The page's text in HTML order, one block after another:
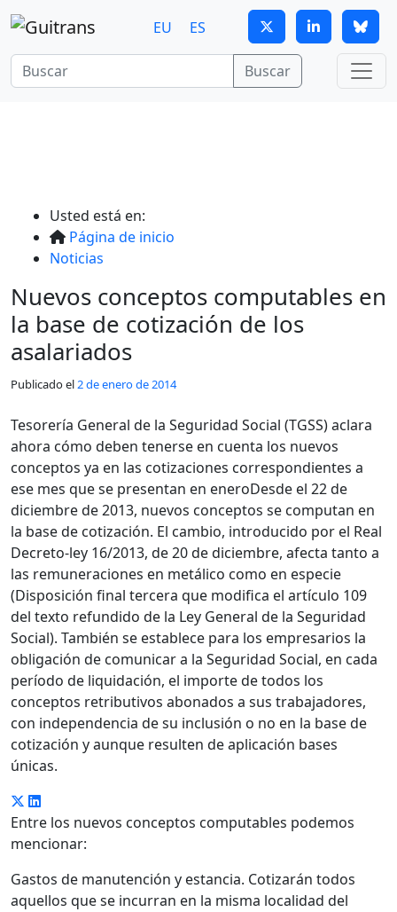
Continuar al contenido principal
EU
ES
Buscar
Usted está en:
Página de inicio
Noticias
Nuevos conceptos computables en
la base de cotización de los
asalariados
Publicado el2 de enero de 2014
Tesorería General de la Seguridad Social (TGSS) aclara
ahora cómo deben tenerse en cuenta los nuevos
conceptos ya en las cotizaciones correspondientes a
ese mes que se presentan en eneroDesde el 22 de
diciembre de 2013, nuevos conceptos se computan en
la base de cotización. El cambio, introducido por el Real
Decreto-ley 16/2013, de 20 de diciembre, afecta tanto a
las remuneraciones en metálico como en especie
(Disposición final tercera que modifica el artículo 109
del texto refundido de la Ley General de la Seguridad
Social). También se establece para los empresarios la
obligación de comunicar a la Seguridad Social, en cada
período de liquidación, el importe de todos los
conceptos retributivos abonados a sus trabajadores,
con independencia de su inclusión o no en la base de
cotización y aunque resulten de aplicación bases
únicas.
Entre los nuevos conceptos computables podemos
mencionar:
Gastos de manutención y estancia. Cotizarán todos
aquellos que se incurran en la misma localidad del